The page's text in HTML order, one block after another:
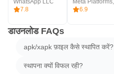
7.8
6.9
डाउनलोड FAQs
apk/xapk फ़ाइल कैसे स्थापित करें?
स्थापना क्यों विफल रही?